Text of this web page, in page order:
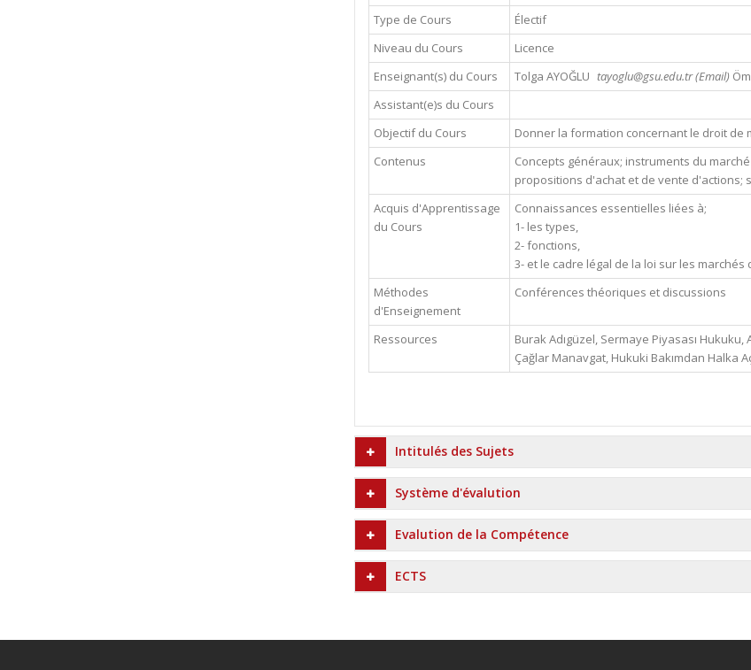
Type de Cours
Électif
Niveau du Cours
Licence
Enseignant(s) du Cours
Tolga AYOĞLU tayoglu@gsu.edu.tr (Email)
Assistant(e)s du Cours
Objectif du Cours
Donner la formation concernant le droit de
Contenus
Concepts généraux; instruments du
propositions d'achat et de vente d'actions;
Acquis d'Apprentissage
du Cours
Connaissances essentielles liées à;
1- les types,
2- fonctions,
3- et le cadre légal de la loi sur les
Méthodes
d'Enseignement
Conférences théoriques et discussions
Ressources
Burak Adıgüzel, Sermaye Piyasası Hukuku,
Çağlar Manavgat, Hukuki Bakımdan Halka
Intitulés des Sujets
Système d'évalution
Evalution de la Compétence
ECTS